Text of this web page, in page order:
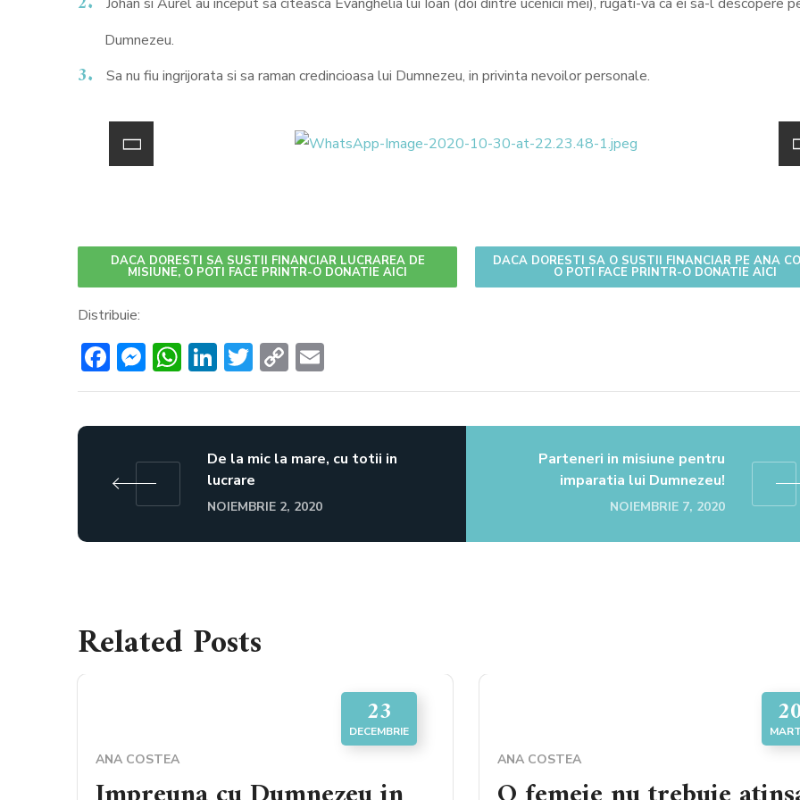
Dumnezeu.
Sa nu fiu ingrijorata si sa raman credincioasa lui Dumnezeu, in privinta nevoilor personale.
DACA DORESTI SA SUSTII FINANCIAR LUCRAREA DE
MISIUNE, O POTI FACE PRINTR-O DONATIE AICI
DACA DORESTI SA O SUSTII FINANCIAR PE ANA
O POTI FACE PRINTR-O DONATIE AICI
Distribuie:
Facebook
Messenger
WhatsApp
LinkedIn
Twitter
Copy
Link
De la mic la mare, cu totii in
lucrare
NOIEMBRIE 2, 2020
Parteneri in misiune pentru
imparatia lui Dumnezeu!
NOIEMBRIE 7, 2020
Related Posts
23
DECEMBRIE
ANA COSTEA ANA COSTEA